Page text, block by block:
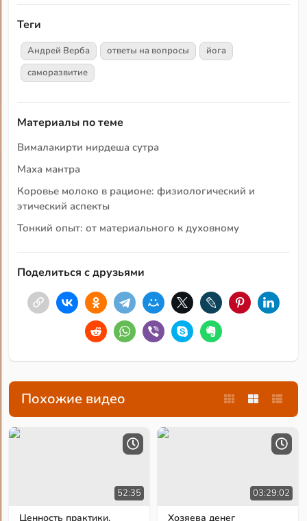
Теги
Андрей Верба ответы на вопросы
йога
саморазвитие
Материалы по теме
Вималакирти нирдеша сутра
Маха мантра
Коровье молоко в рационе: физиологический и
этический аспекты
Тонкий опыт: от материального к духовному
Поделиться с друзьями
Похожие видео
52:35
Ценность практики.
03:29:02
Хозяева денег